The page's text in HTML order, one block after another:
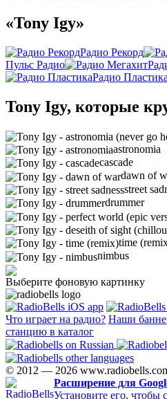
«Tony Igy»
Радио Рекорд
Пульс Радио
Радио Пластика
Tony Igy, которые
astronomia
cascade
dawn of
street
drummer
time
nimbus
Выберите фоновую картинку
Что играет на радио? Наши
станцию в каталог
© 2012 — 2026
Расширение для
Установите его, чтобы